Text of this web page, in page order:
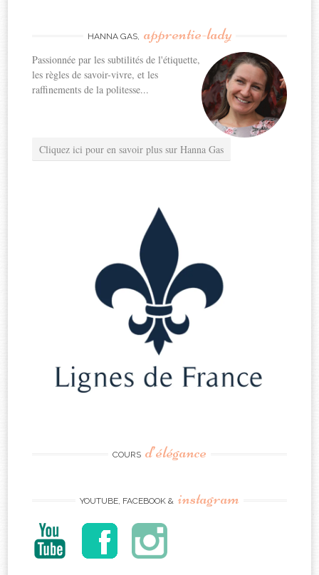
HANNA GAS, apprentie-lady
Passionnée par les subtilités de l'étiquette,
les règles de savoir-vivre, et les
raffinements de la politesse...
Cliquez ici pour en savoir plus sur Hanna Gas
COURS d’élégance
YOUTUBE, FACEBOOK & instagram